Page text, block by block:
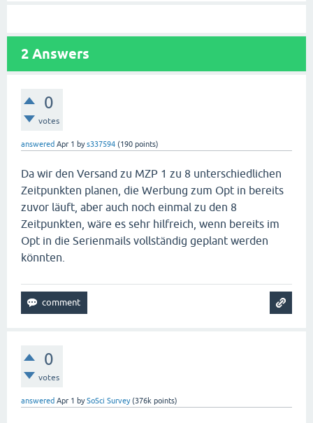
2 Answers
0
votes
answered Apr 1 bys337594 (190 points)
Da wir den Versand zu MZP 1 zu 8 unterschiedlichen
Zeitpunkten planen, die Werbung zum Opt in bereits
zuvor läuft, aber auch noch einmal zu den 8
Zeitpunkten, wäre es sehr hilfreich, wenn bereits im
Opt in die Serienmails vollständig geplant werden
könnten.
0
votes
answered Apr 1 bySoSci Survey (376k points)